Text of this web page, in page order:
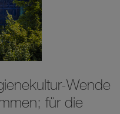
Wende
für die